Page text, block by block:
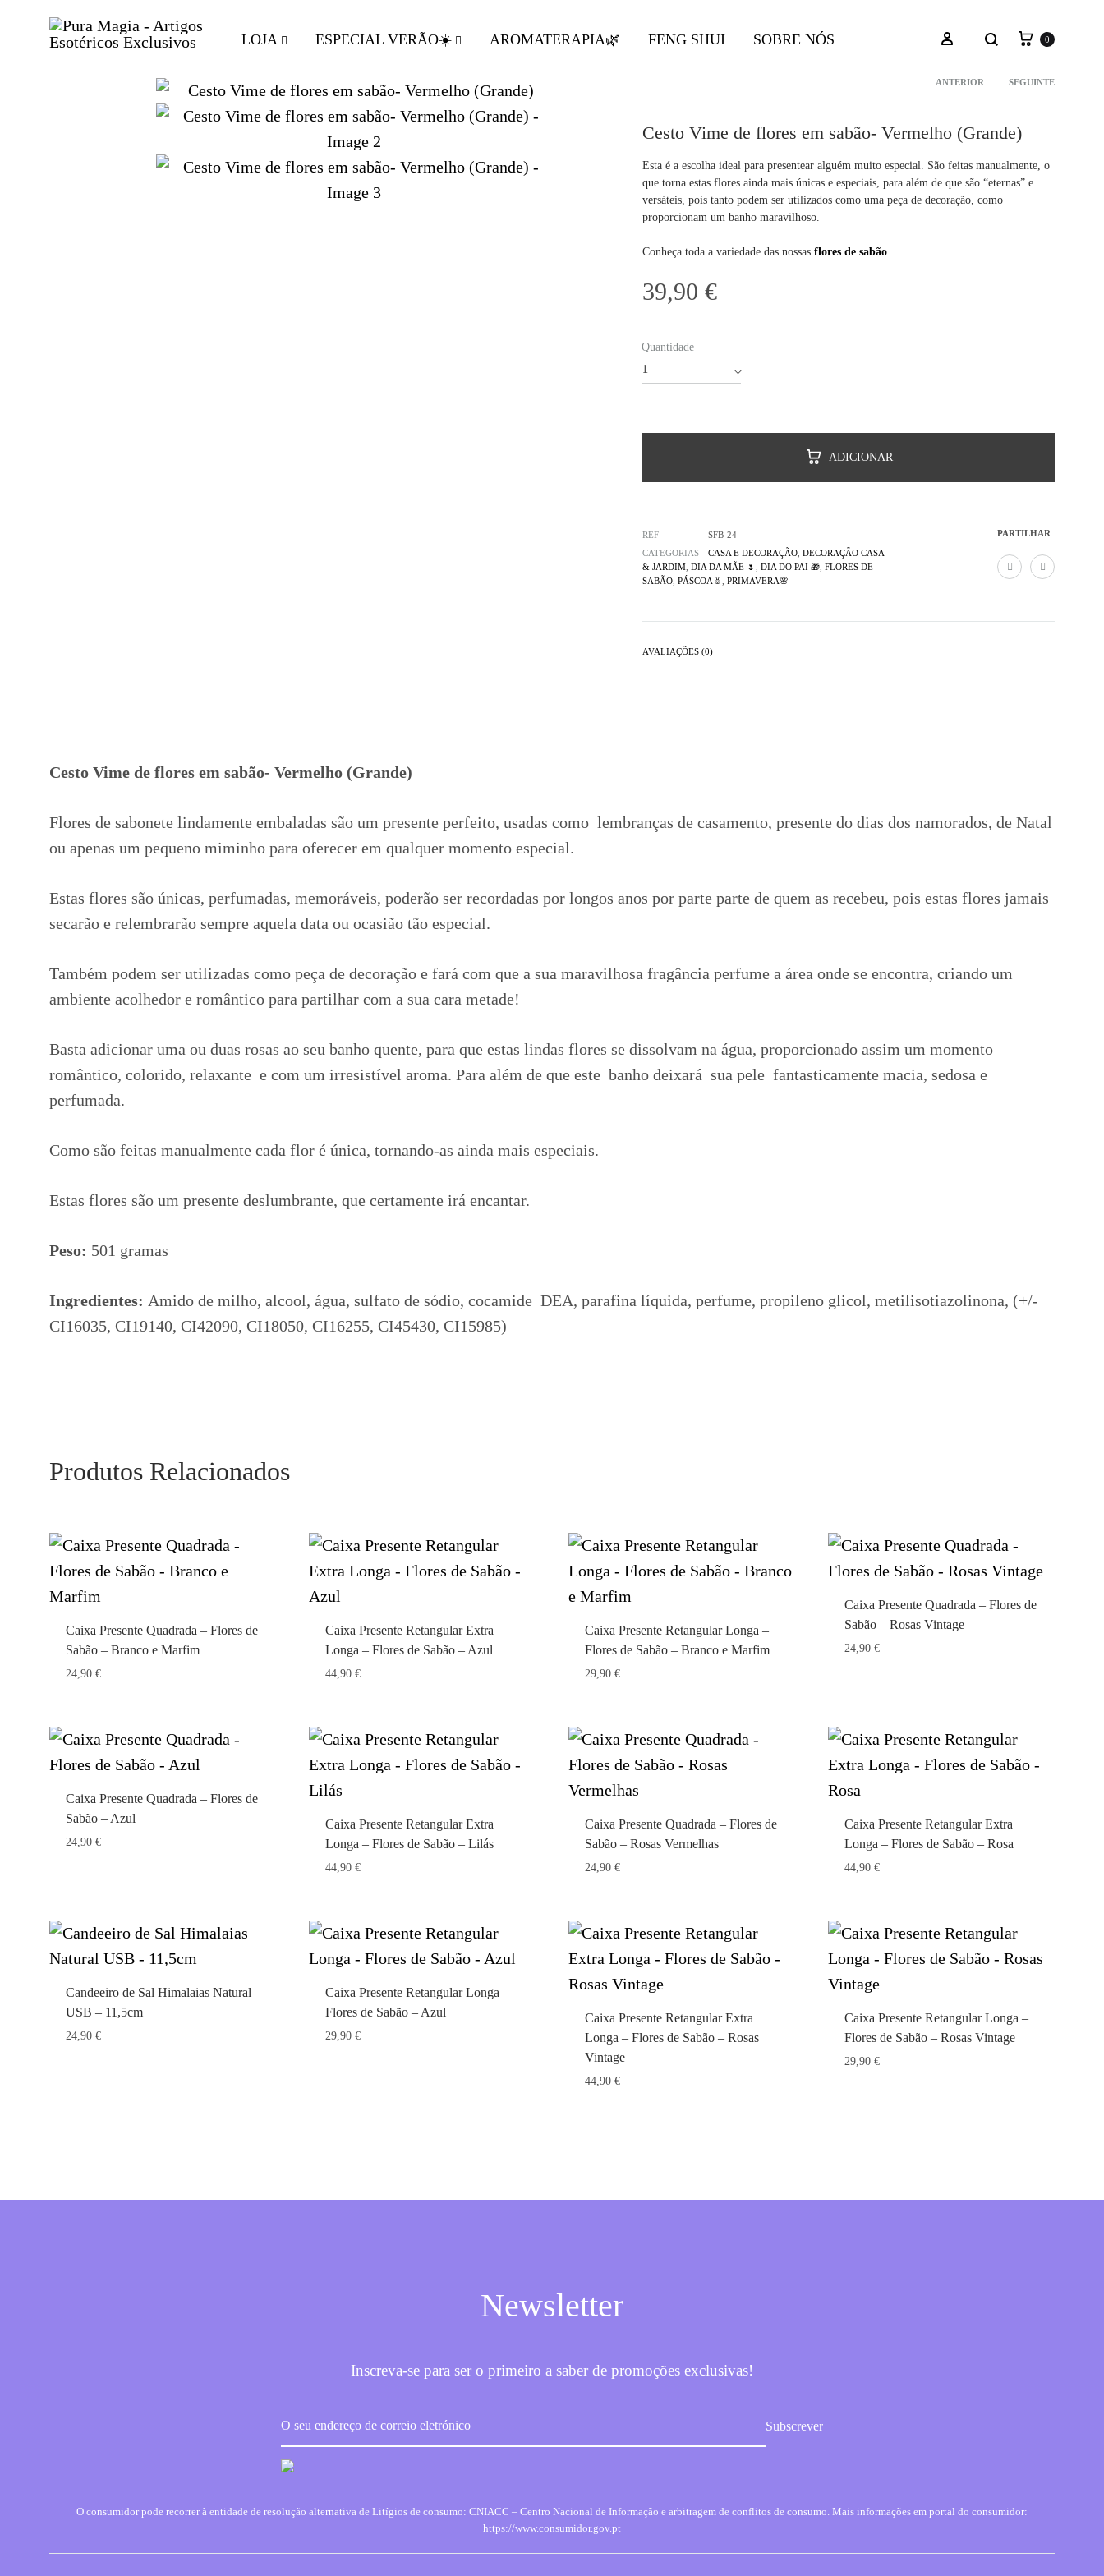
LOJA ESPECIAL VERÃO☀️ AROMATERAPIA🌿 FENG SHUI SOBRE NÓS Iniciar sessão
PesquisarCarrinho
0
do
produto
ANTERIOR SEGUINTE
Cesto Vime de flores em sabão- Vermelho (Grande)
Esta é a escolha ideal para presentear alguém muito especial. São feitas manualmente, o
que torna estas flores ainda mais únicas e especiais, para além de que são “eternas” e
versáteis, pois tanto podem ser utilizados como uma peça de decoração, como
proporcionam um banho maravilhoso.
Conheça toda a variedade das nossas flores de sabão.
39,90 €
Quantidade
ADICIONAR
PARTILHAR
REF
SFB-24
CATEGORIAS
CASA E DECORAÇÃO DECORAÇÃO CASA
& JARDIM DIA DA MÃE 🌷 DIA DO PAI 🎁 FLORES DE
SABÃO PÁSCOA🐰 PRIMAVERA🌸
AVALIAÇÕES (0)
Cesto Vime de flores em sabão- Vermelho (Grande)
Flores de sabonete lindamente embaladas são um presente perfeito, usadas como lembranças de casamento, presente do dias dos namorados, de Natal
ou apenas um pequeno miminho para oferecer em qualquer momento especial.
Estas flores são únicas, perfumadas, memoráveis, poderão ser recordadas por longos anos por parte parte de quem as recebeu, pois estas flores jamais
secarão e relembrarão sempre aquela data ou ocasião tão especial.
Também podem ser utilizadas como peça de decoração e fará com que a sua maravilhosa fragância perfume a área onde se encontra, criando um
ambiente acolhedor e romântico para partilhar com a sua cara metade!
Basta adicionar uma ou duas rosas ao seu banho quente, para que estas lindas flores se dissolvam na água, proporcionado assim um momento
romântico, colorido, relaxante e com um irresistível aroma. Para além de que este banho deixará sua pele fantasticamente macia, sedosa e
perfumada.
Como são feitas manualmente cada flor é única, tornando-as ainda mais especiais.
Estas flores são um presente deslumbrante, que certamente irá encantar.
Peso: 501 gramas
Ingredientes: Amido de milho, alcool, água, sulfato de sódio, cocamide DEA, parafina líquida, perfume, propileno glicol, metilisotiazolinona, (+/-
CI16035, CI19140, CI42090, CI18050, CI16255, CI45430, CI15985)
Produtos Relacionados
Caixa Presente Quadrada – Flores de
Sabão – Branco e Marfim
24,90 €
Caixa Presente Retangular Extra
Longa – Flores de Sabão – Azul
44,90 €
Caixa Presente Retangular Longa –
Flores de Sabão – Branco e Marfim
29,90 €
Caixa Presente Quadrada – Flores de
Sabão – Rosas Vintage
24,90 €
Caixa Presente Quadrada – Flores de
Sabão – Azul
24,90 €
Caixa Presente Retangular Extra
Longa – Flores de Sabão – Lilás
44,90 €
Caixa Presente Quadrada – Flores de
Sabão – Rosas Vermelhas
24,90 €
Caixa Presente Retangular Extra
Longa – Flores de Sabão – Rosa
44,90 €
Candeeiro de Sal Himalaias Natural
USB – 11,5cm
24,90 €
Caixa Presente Retangular Longa –
Flores de Sabão – Azul
29,90 €
Caixa Presente Retangular Extra
Longa – Flores de Sabão – Rosas
Vintage
44,90 €
Caixa Presente Retangular Longa –
Flores de Sabão – Rosas Vintage
29,90 €
Newsletter
Inscreva-se para ser o primeiro a saber de promoções exclusivas!
O consumidor pode recorrer à entidade de resolução alternativa de Litígios de consumo: CNIACC – Centro Nacional de Informação e arbitragem de conflitos de consumo. Mais informações em portal do consumidor:
https://www.consumidor.gov.pt